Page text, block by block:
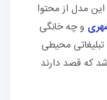
مدل از محتوا
و چه خانگی
تبلیغاتی محیطی
که قصد دارند